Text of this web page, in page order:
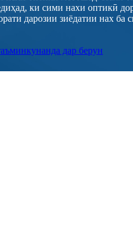
ки сими нахи оптикӣ
дарозии зиёдатии нах ба